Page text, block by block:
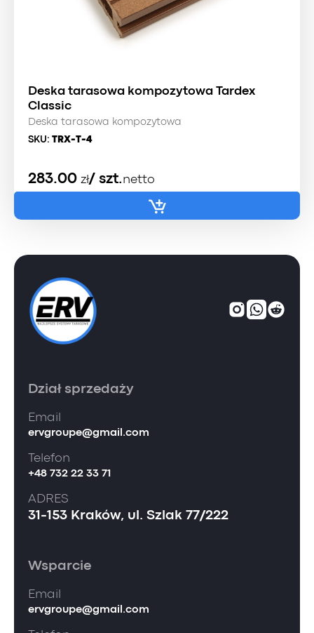
Deska tarasowa kompozytowa Tardex
Classic
Deska tarasowa kompozytowa
SKU: TRX-T-4
283.00 zł/ szt.netto
Dział sprzedaży
Email
ervgroupe@gmail.com
Telefon
+48 732 22 33 71
ADRES
31-153 Kraków, ul. Szlak 77/222
Wsparcie
Email
ervgroupe@gmail.com